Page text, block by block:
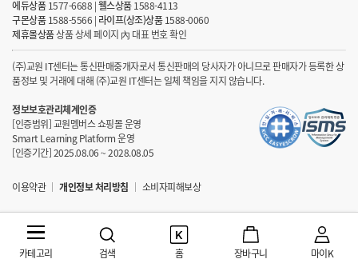
에듀상품 1577-6688 |웰스상품1588-4113
구몬상품 1588-5566 | 라이프(상조)상품 1588-0060
제휴몰상품상품 상세 페이지 內 대표 번호 확인
(주)교원 IT센터는 통신판매중개자로서 통신판매의 당사자가 아니므로 판매자가 등록한 상
품정보 및 거래에 대해 (주)교원 IT센터는 일체 책임을 지지 않습니다.
정보보호관리체계인증
[인증범위] 교원멤버스 쇼핑몰 운영
Smart Learning Platform 운영
[인증기간] 2025.08.06 ~ 2028.08.05
이용약관 개인정보 처리방침 소비자피해보상
카테고리 검색 홈 장바구니 마이K